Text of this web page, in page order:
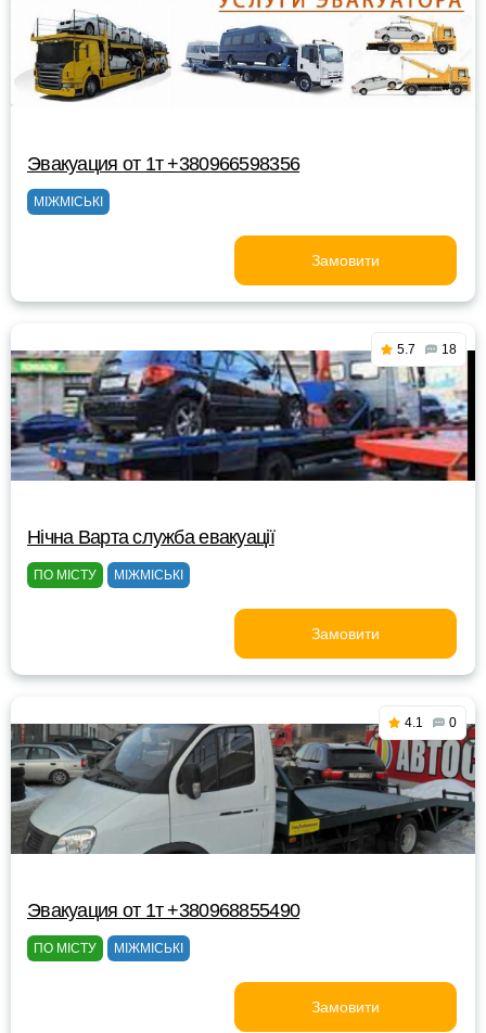
Эвакуация от 1т +380966598356
МІЖМІСЬКІ
Замовити
5.7 18
Нічна Варта служба евакуації
ПО МІСТУ МІЖМІСЬКІ
Замовити
4.1 0
Эвакуация от 1т +380968855490
ПО МІСТУ МІЖМІСЬКІ
Замовити